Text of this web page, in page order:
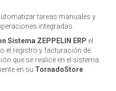
tareas manuales y
integradas.
Sistema ZEPPELIN ERP el
el registro y facturación de
que se realice en el sistema
en su TornadoStore